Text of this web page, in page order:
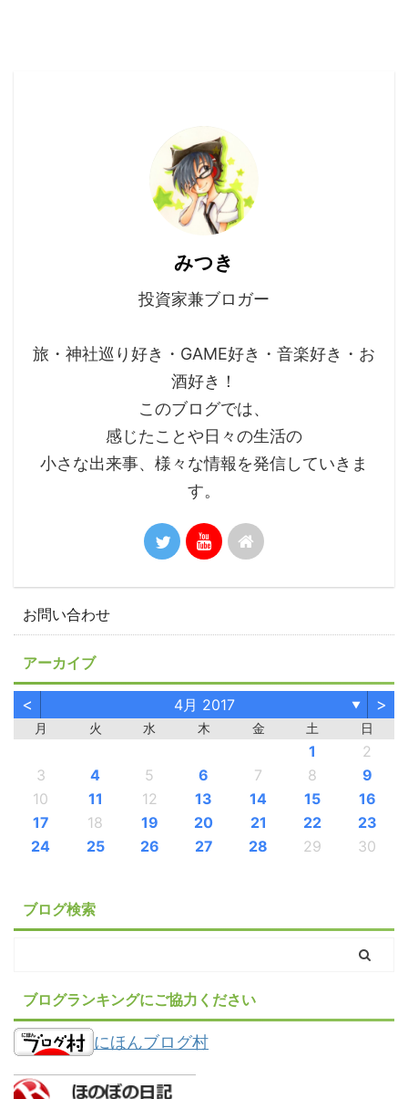
みつき
投資家兼ブロガー
旅・神社巡り好き・GAME好き・音楽好き・お
酒好き！
このブログでは、
感じたことや日々の生活の
小さな出来事、様々な情報を発信していきま
す。
お問い合わせ
アーカイブ
< 4月 2017 ▼ >
月 火 水 木 金 土 日
1
2
3
4 5 6 7 8
9
10
11 12 13 14 15
16
17
18 19 20 21 22
23
24
25 26 27 28 29 30
ブログ検索
ブログランキングにご協力ください
にほんブログ村